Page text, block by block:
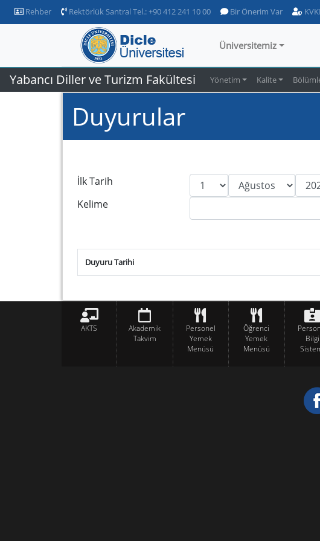
Rehber Rektörlük Santral Tel.: +90 412 241 10 00 Bir Önerim Var
Üniversitemiz
Yabancı Diller ve Turizm Fakültesi Yönetim Kalite
Duyurular
İlk Tarih
Kelime
Duyuru Tarihi
AKTS
Akademik
Takvim
Personel
Yemek
Menüsü
Öğrenci
Yemek
Menüsü
Bilgi